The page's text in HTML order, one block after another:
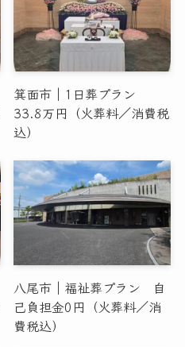
箕面市｜1日葬プラン
33.8万円（火葬料／消費税
込）
八尾市｜福祉葬プラン 自
己負担金0円（火葬料／消
費税込）